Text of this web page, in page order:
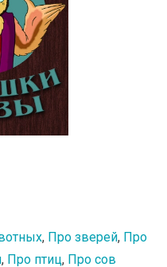
, Про зверей, Про
, Про птиц, Про сов